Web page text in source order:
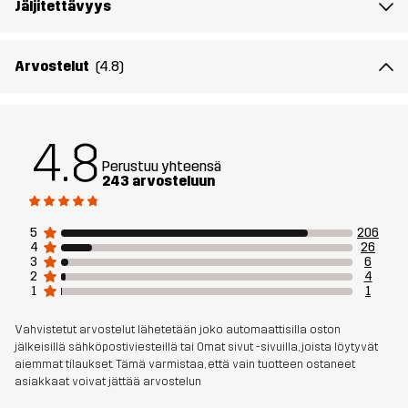
Vuori 1
Paino
Kestävyys Kierrätetyt yksityiskohdat Lue täältä
Tuotenumero 11128_2883
Jäljitettävyys
Arvostelut (4.8)
4.8 Perustuu yhteensä
243 arvosteluun
5
206
4
26
3
6
2
4
1
1
Vahvistetut arvostelut lähetetään joko automaattisilla oston
jälkeisillä sähköpostiviesteillä tai Omat sivut -sivuilla, joista löytyvät
aiemmat tilaukset. Tämä varmistaa, että vain tuotteen ostaneet
asiakkaat voivat jättää arvostelun